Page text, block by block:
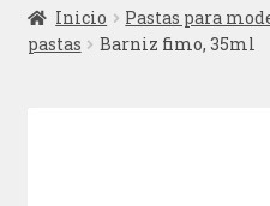
Podcast
Inicio Pastas para
pastas
Barniz fimo, 35ml